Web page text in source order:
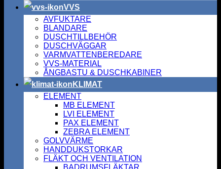
VVS
AVFUKTARE
BLANDARE
DUSCHTILLBEHÖR
DUSCHVÄGGAR
VARMVATTENBEREDARE
VVS-MATERIAL
ÅNGBASTU & DUSCHKABINER
KLIMAT
ELEMENT
MB ELEMENT
LVI ELEMENT
PAX ELEMENT
ZEBRA ELEMENT
GOLVVÄRME
HANDDUKSTORKAR
FLÄKT OCH VENTILATION
BADRUMSFLÄKTAR